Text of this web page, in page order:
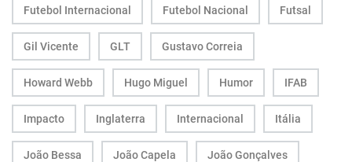
Futebol Internacional Futebol Nacional Futsal
Gil Vicente GLT Gustavo Correia
Howard Webb Hugo Miguel Humor IFAB
Impacto Inglaterra Internacional Itália
João Bessa João Capela João Gonçalves